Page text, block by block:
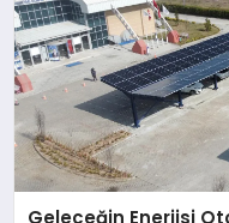
Geleceğin Enerjisi